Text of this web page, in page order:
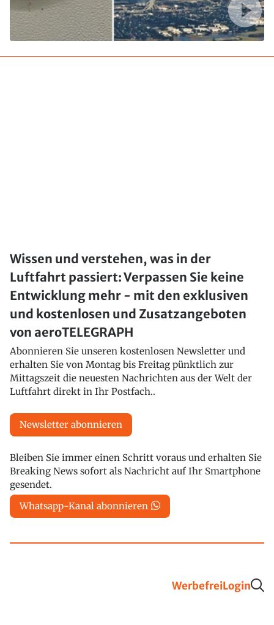
Wissen und verstehen, was in der
Luftfahrt passiert: Verpassen Sie keine
Entwicklung mehr - mit den exklusiven
und kostenlosen und Zusatzangeboten
von aeroTELEGRAPH
Abonnieren Sie unseren kostenlosen Newsletter und
erhalten Sie von Montag bis Freitag pünktlich zur
Mittagszeit die neuesten Nachrichten aus der Welt der
Luftfahrt direkt in Ihr Postfach..
Newsletter abonnieren
Bleiben Sie immer einen Schritt voraus und erhalten Sie
Breaking News sofort als Nachricht auf Ihr Smartphone
gesendet.
Whatsapp-Kanal abonnieren
WerbefreiLogin